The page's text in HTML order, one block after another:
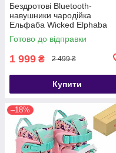
Бездротові Bluetooth-
навушники чародійка
Ельфаба Wicked Elphaba
Kids Bluetooth Wireless
Headphones
Готово до відправки
1 999 ₴ 2 499 ₴
Купити
–18%